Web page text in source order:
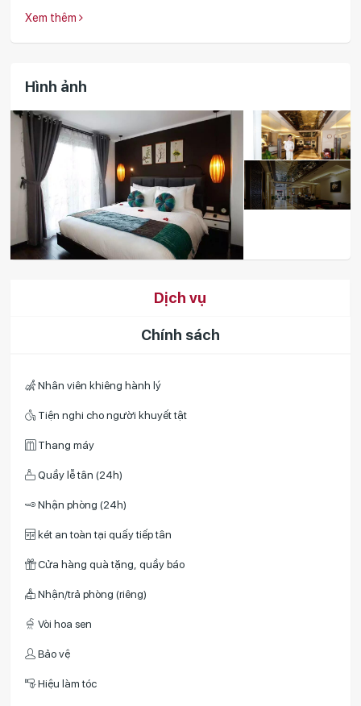
hóa/tiện lợi Dịch vụ trông/giữ trẻ (phụ phí) Vị trí Tọa lạc tại Quận
cách Nhà hát Ca trù Thăng Long, Nhà hát Múa rối Nước Thăng
Lăng Bác cũng chỉ cách đó khoảng 3 km. Đặc điểm ...
Xem thêm
Hình ảnh
Dịch vụ
Chính sách
Nhân viên khiêng hành lý
Tiện nghi cho người khuyết tật
Thang máy
Quầy lễ tân (24h)
Nhận phòng (24h)
két an toàn tại quấy tiếp tân
Cửa hàng quà tặng, quầy báo
Nhận/trả phòng (riêng)
Vòi hoa sen
Bảo vệ
Hiệu làm tóc